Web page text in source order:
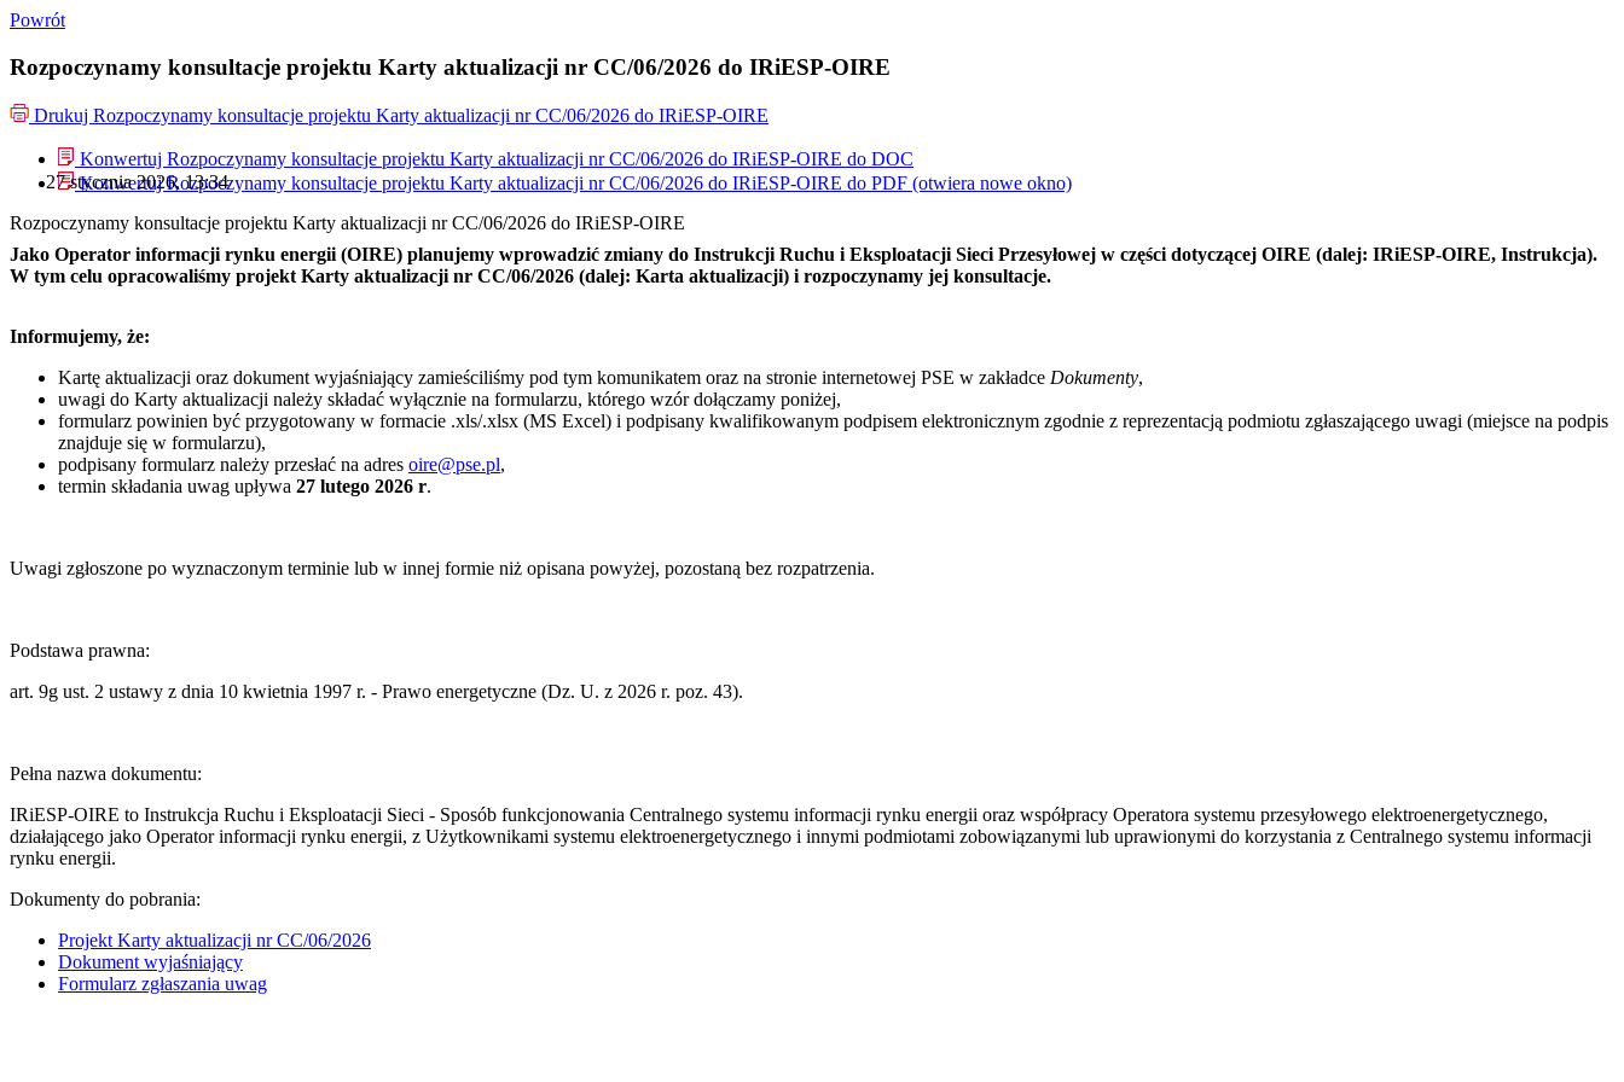
Powrót
Rozpoczynamy konsultacje projektu Karty aktualizacji nr CC/06/2026 do IRiESP-OIRE
Drukuj Rozpoczynamy konsultacje projektu Karty aktualizacji nr CC/06/2026 do IRiESP-OIRE
Konwertuj Rozpoczynamy konsultacje projektu Karty aktualizacji nr CC/06/2026 do IRiESP-OIRE do DOC
Konwertuj Rozpoczynamy konsultacje projektu Karty aktualizacji nr CC/06/2026 do IRiESP-OIRE do PDF (otwiera nowe okno)
27 stycznia 2026, 13:34
Rozpoczynamy konsultacje projektu Karty aktualizacji nr CC/06/2026 do IRiESP-OIRE
Jako Operator informacji rynku energii (OIRE) planujemy wprowadzić zmiany do Instrukcji Ruchu i Eksploatacji Sieci Przesyłowej w części dotyczącej OIRE (dalej: IRiESP-OIRE, Instrukcja).
W tym celu opracowaliśmy projekt Karty aktualizacji nr CC/06/2026 (dalej: Karta aktualizacji) i rozpoczynamy jej konsultacje.
Informujemy, że:
Kartę aktualizacji oraz dokument wyjaśniający zamieściliśmy pod tym komunikatem oraz na stronie internetowej PSE w zakładce Dokumenty,
uwagi do Karty aktualizacji należy składać wyłącznie na formularzu, którego wzór dołączamy poniżej,
formularz powinien być przygotowany w formacie .xls/.xlsx (MS Excel) i podpisany kwalifikowanym podpisem elektronicznym zgodnie z reprezentacją podmiotu zgłaszającego uwagi (miejsce na podpis
znajduje się w formularzu),
podpisany formularz należy przesłać na adres oire@pse.pl,
termin składania uwag upływa 27 lutego 2026 r.
Uwagi zgłoszone po wyznaczonym terminie lub w innej formie niż opisana powyżej, pozostaną bez rozpatrzenia.
Podstawa prawna:
art. 9g ust. 2 ustawy z dnia 10 kwietnia 1997 r. - Prawo energetyczne (Dz. U. z 2026 r. poz. 43).
Pełna nazwa dokumentu:
IRiESP-OIRE to Instrukcja Ruchu i Eksploatacji Sieci - Sposób funkcjonowania Centralnego systemu informacji rynku energii oraz współpracy Operatora systemu przesyłowego elektroenergetycznego,
działającego jako Operator informacji rynku energii, z Użytkownikami systemu elektroenergetycznego i innymi podmiotami zobowiązanymi lub uprawionymi do korzystania z Centralnego systemu informacji
rynku energii.
Dokumenty do pobrania:
Projekt Karty aktualizacji nr CC/06/2026
Dokument wyjaśniający
Formularz zgłaszania uwag